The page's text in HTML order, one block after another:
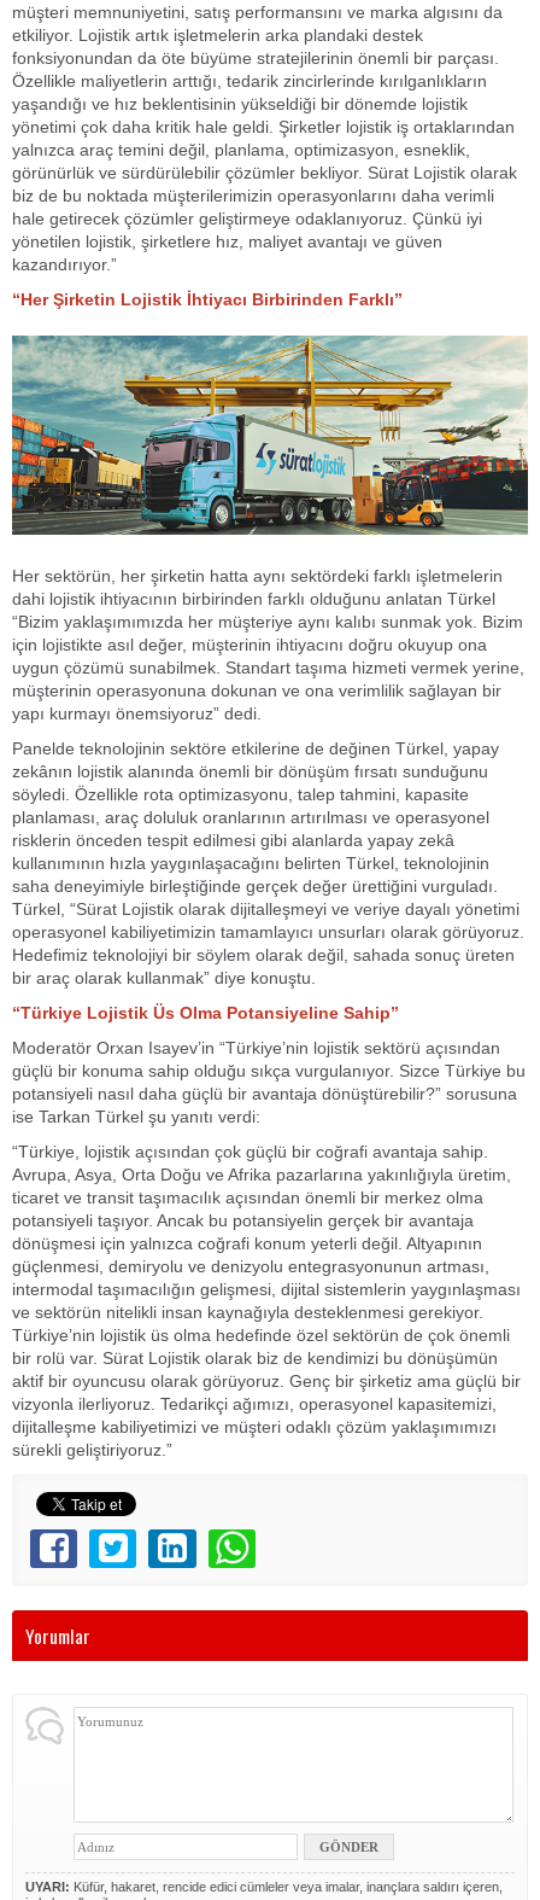
müşteri memnuniyetini, satış performansını ve marka algısını da
etkiliyor. Lojistik artık işletmelerin arka plandaki destek
fonksiyonundan da öte büyüme stratejilerinin önemli bir parçası.
Özellikle maliyetlerin arttığı, tedarik zincirlerinde kırılganlıkların
yaşandığı ve hız beklentisinin yükseldiği bir dönemde lojistik
yönetimi çok daha kritik hale geldi. Şirketler lojistik iş ortaklarından
yalnızca araç temini değil, planlama, optimizasyon, esneklik,
görünürlük ve sürdürülebilir çözümler bekliyor. Sürat Lojistik olarak
biz de bu noktada müşterilerimizin operasyonlarını daha verimli
hale getirecek çözümler geliştirmeye odaklanıyoruz. Çünkü iyi
yönetilen lojistik, şirketlere hız, maliyet avantajı ve güven
kazandırıyor.”
“Her Şirketin Lojistik İhtiyacı Birbirinden Farklı”
Her sektörün, her şirketin hatta aynı sektördeki farklı işletmelerin
dahi lojistik ihtiyacının birbirinden farklı olduğunu anlatan Türkel
“Bizim yaklaşımımızda her müşteriye aynı kalıbı sunmak yok. Bizim
için lojistikte asıl değer, müşterinin ihtiyacını doğru okuyup ona
uygun çözümü sunabilmek. Standart taşıma hizmeti vermek yerine,
müşterinin operasyonuna dokunan ve ona verimlilik sağlayan bir
yapı kurmayı önemsiyoruz” dedi.
Panelde teknolojinin sektöre etkilerine de değinen Türkel, yapay
zekânın lojistik alanında önemli bir dönüşüm fırsatı sunduğunu
söyledi. Özellikle rota optimizasyonu, talep tahmini, kapasite
planlaması, araç doluluk oranlarının artırılması ve operasyonel
risklerin önceden tespit edilmesi gibi alanlarda yapay zekâ
kullanımının hızla yaygınlaşacağını belirten Türkel, teknolojinin
saha deneyimiyle birleştiğinde gerçek değer ürettiğini vurguladı.
Türkel, “Sürat Lojistik olarak dijitalleşmeyi ve veriye dayalı yönetimi
operasyonel kabiliyetimizin tamamlayıcı unsurları olarak görüyoruz.
Hedefimiz teknolojiyi bir söylem olarak değil, sahada sonuç üreten
bir araç olarak kullanmak” diye konuştu.
“Türkiye Lojistik Üs Olma Potansiyeline Sahip”
Moderatör Orxan Isayev’in “Türkiye’nin lojistik sektörü açısından
güçlü bir konuma sahip olduğu sıkça vurgulanıyor. Sizce Türkiye bu
potansiyeli nasıl daha güçlü bir avantaja dönüştürebilir?” sorusuna
ise Tarkan Türkel şu yanıtı verdi:
“Türkiye, lojistik açısından çok güçlü bir coğrafi avantaja sahip.
Avrupa, Asya, Orta Doğu ve Afrika pazarlarına yakınlığıyla üretim,
ticaret ve transit taşımacılık açısından önemli bir merkez olma
potansiyeli taşıyor. Ancak bu potansiyelin gerçek bir avantaja
dönüşmesi için yalnızca coğrafi konum yeterli değil. Altyapının
güçlenmesi, demiryolu ve denizyolu entegrasyonunun artması,
intermodal taşımacılığın gelişmesi, dijital sistemlerin yaygınlaşması
ve sektörün nitelikli insan kaynağıyla desteklenmesi gerekiyor.
Türkiye’nin lojistik üs olma hedefinde özel sektörün de çok önemli
bir rolü var. Sürat Lojistik olarak biz de kendimizi bu dönüşümün
aktif bir oyuncusu olarak görüyoruz. Genç bir şirketiz ama güçlü bir
vizyonla ilerliyoruz. Tedarikçi ağımızı, operasyonel kapasitemizi,
dijitalleşme kabiliyetimizi ve müşteri odaklı çözüm yaklaşımımızı
sürekli geliştiriyoruz.”
Yorumlar
UYARI: Küfür, hakaret, rencide edici cümleler veya imalar, inançlara saldırı içeren,